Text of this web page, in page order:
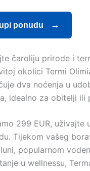
ponudu
čaroliju prirode i
okolici Termi
dva noćenja u
idealno za obitelji ili
299 EUR,
Tijekom vašeg
popularnom
u wellnessu,